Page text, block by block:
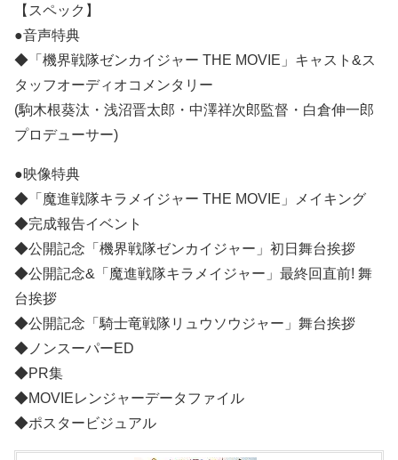
【スペック】
●音声特典
◆「機界戦隊ゼンカイジャー THE MOVIE」キャスト&ス
タッフオーディオコメンタリー
(駒木根葵汰・浅沼晋太郎・中澤祥次郎監督・白倉伸一郎
プロデューサー)
●映像特典
◆「魔進戦隊キラメイジャー THE MOVIE」メイキング
◆完成報告イベント
◆公開記念「機界戦隊ゼンカイジャー」初日舞台挨拶
◆公開記念&「魔進戦隊キラメイジャー」最終回直前! 舞
台挨拶
◆公開記念「騎士竜戦隊リュウソウジャー」舞台挨拶
◆ノンスーパーED
◆PR集
◆MOVIEレンジャーデータファイル
◆ポスタービジュアル